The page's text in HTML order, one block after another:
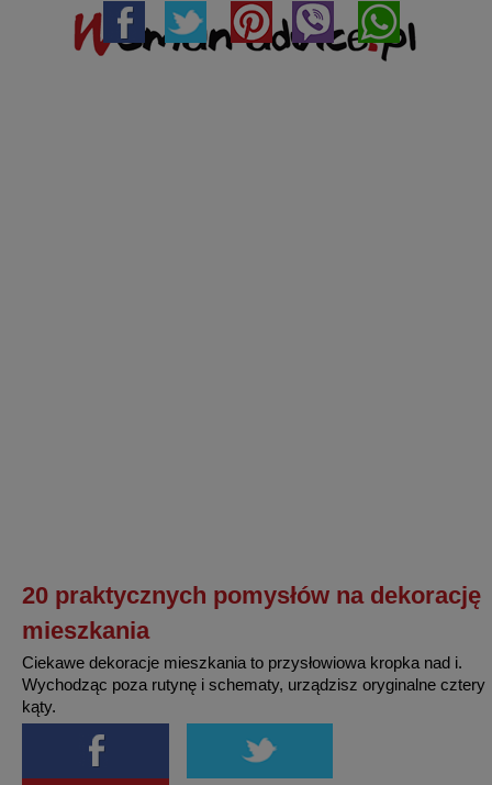
20 praktycznych pomysłów na dekorację
mieszkania
Ciekawe dekoracje mieszkania to przysłowiowa kropka nad i.
Wychodząc poza rutynę i schematy, urządzisz oryginalne cztery
kąty.